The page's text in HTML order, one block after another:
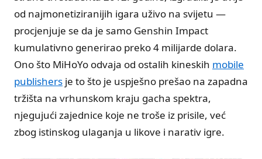
od najmonetiziranijih igara uživo na svijetu —
procjenjuje se da je samo Genshin Impact
kumulativno generirao preko 4 milijarde dolara.
Ono što MiHoYo odvaja od ostalih kineskih mobile
publishers je to što je uspješno prešao na zapadna
tržišta na vrhunskom kraju gacha spektra,
njegujući zajednice koje ne troše iz prisile, već
zbog istinskog ulaganja u likove i narativ igre.